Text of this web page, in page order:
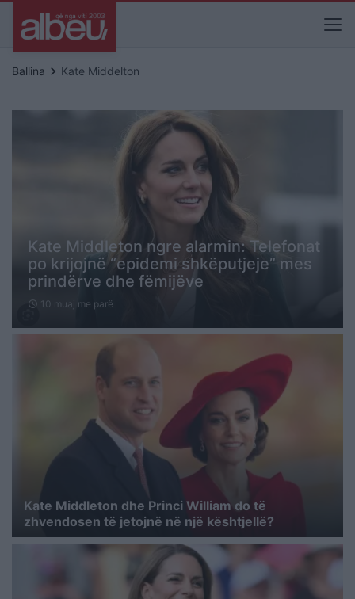
Ballina keyboard_arrow_right Kate Middelton
Kate Middleton ngre alarmin: Telefonat
po krijojnë “epidemi shkëputjeje” mes
prindërve dhe fëmijëve
schedule 10 muaj me parë
Kate Middleton dhe Princi William do të
zhvendosen të jetojnë në një kështjellë?